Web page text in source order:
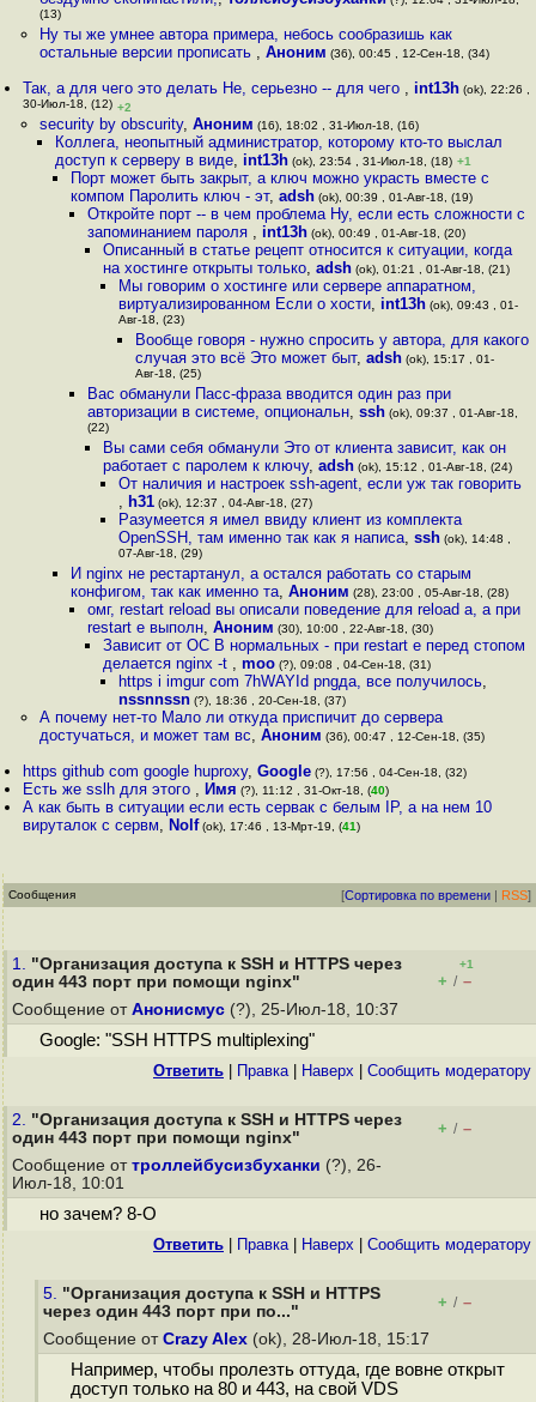
(13)
Ну ты же умнее автора примера, небось сообразишь как
остальные версии прописать , Аноним (36), 00:45 , 12-Сен-18, (34)
Так, а для чего это делать Не, серьезно -- для чего , int13h (ok), 22:26 ,
30-Июл-18, (12) +2
security by obscurity, Аноним (16), 18:02 , 31-Июл-18, (16)
Коллега, неопытный администратор, которому кто-то выслал
доступ к серверу в виде, int13h(ok), 23:54 , 31-Июл-18, (18) +1
Порт может быть закрыт, а ключ можно украсть вместе с
компом Паролить ключ - эт,adsh (ok), 00:39 , 01-Авг-18, (19)
Откройте порт -- в чем проблема Ну, если есть сложности с
запоминанием пароля , int13h(ok), 00:49 , 01-Авг-18, (20)
Описанный в статье рецепт относится к ситуации, когда
на хостинге открыты только, adsh(ok), 01:21 , 01-Авг-18, (21)
Мы говорим о хостинге или сервере аппаратном,
виртуализированном Если о хости, int13h (ok), 09:43 , 01-
Авг-18, (23)
Вообще говоря - нужно спросить у автора, для какого
случая это всё Это может быт, adsh(ok), 15:17 , 01-
Авг-18, (25)
Вас обманули Пасс-фраза вводится один раз при
авторизации в системе, опциональн, ssh(ok), 09:37 , 01-Авг-18,
(22)
Вы сами себя обманули Это от клиента зависит, как он
работает с паролем к ключу, adsh(ok), 15:12 , 01-Авг-18, (24)
От наличия и настроек ssh-agent, если уж так говорить
, h31 (ok), 12:37 , 04-Авг-18, (27)
Разумеется я имел ввиду клиент из комплекта
OpenSSH, там именно так как я написа,ssh (ok), 14:48 ,
07-Авг-18, (29)
И nginx не рестартанул, а остался работать со старым
конфигом, так как именно та,Аноним (28), 23:00 , 05-Авг-18, (28)
омг, restart reload вы описали поведение для reload а, а при
restart е выполн, Аноним (30), 10:00 , 22-Авг-18, (30)
Зависит от ОС В нормальных - при restart е перед стопом
делается nginx -t , moo(?), 09:08 , 04-Сен-18, (31)
https i imgur com 7hWAYId pngда, все получилось,
nssnnssn (?), 18:36 , 20-Сен-18, (37)
А почему нет-то Мало ли откуда приспичит до сервера
достучаться, и может там вс, Аноним (36), 00:47 , 12-Сен-18, (35)
https github com google huproxy,Google (?), 17:56 , 04-Сен-18, (32)
Есть же sslh для этого , Имя (?), 11:12 , 31-Окт-18, (40)
А как быть в ситуации если есть сервак с белым IP, а на нем 10
вируталок с сервм, Nolf(ok), 17:46 , 13-Мрт-19, (41)
Сообщения [Сортировка по времени | RSS]
1. "Организация доступа к SSH и HTTPS через
один 443 порт при помощи nginx"
+1
+ / –
Сообщение от Анонисмус (?), 25-Июл-18, 10:37
Google: "SSH HTTPS multiplexing"
Ответить Правка| Наверх Cообщить модератору
2. "Организация доступа к SSH и HTTPS через
один 443 порт при помощи nginx"
+ / –
Сообщение от троллейбусизбуханки (?), 26-
Июл-18, 10:01
но зачем? 8-O
Ответить Правка| Наверх Cообщить модератору
5. "Организация доступа к SSH и HTTPS
через один 443 порт при по..."
+ / –
Сообщение от Crazy Alex (ok), 28-Июл-18, 15:17
Например, чтобы пролезть оттуда, где вовне открыт
доступ только на 80 и 443, на свой VDS